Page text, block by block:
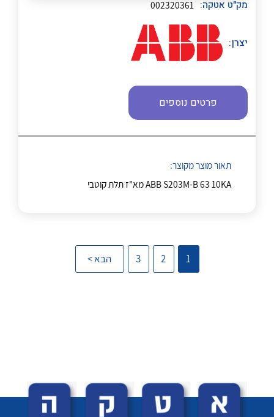
נקודות מכירה
הצוות שלנו
שאלות ותשובות
לכל מוצרי היצרן
מק"ט אטקה: 002320361
יצרן:
פרטים נוספים
תאור מוצר מקוצר:
ABB S203M-B 63 10KA מא"ז תלת קוטבי
1
2
3 הבא >